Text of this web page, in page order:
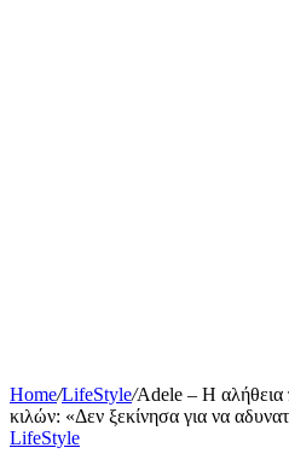
Home/LifeStyle/Adele – Η αλήθεια
κιλών: «Δεν ξεκίνησα για να
LifeStyle